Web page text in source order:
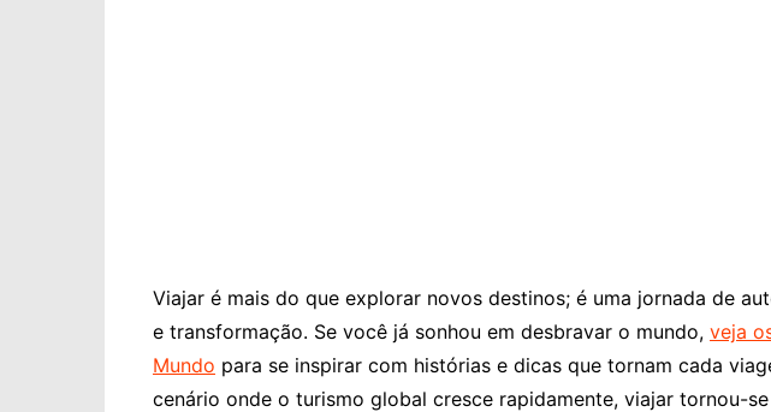
Viajar é mais do que explorar novos destinos; é uma jornada de
e transformação. Se você já sonhou em desbravar o mundo, veja
Mundo para se inspirar com histórias e dicas que tornam cada
cenário onde o turismo global cresce rapidamente, viajar tornou-